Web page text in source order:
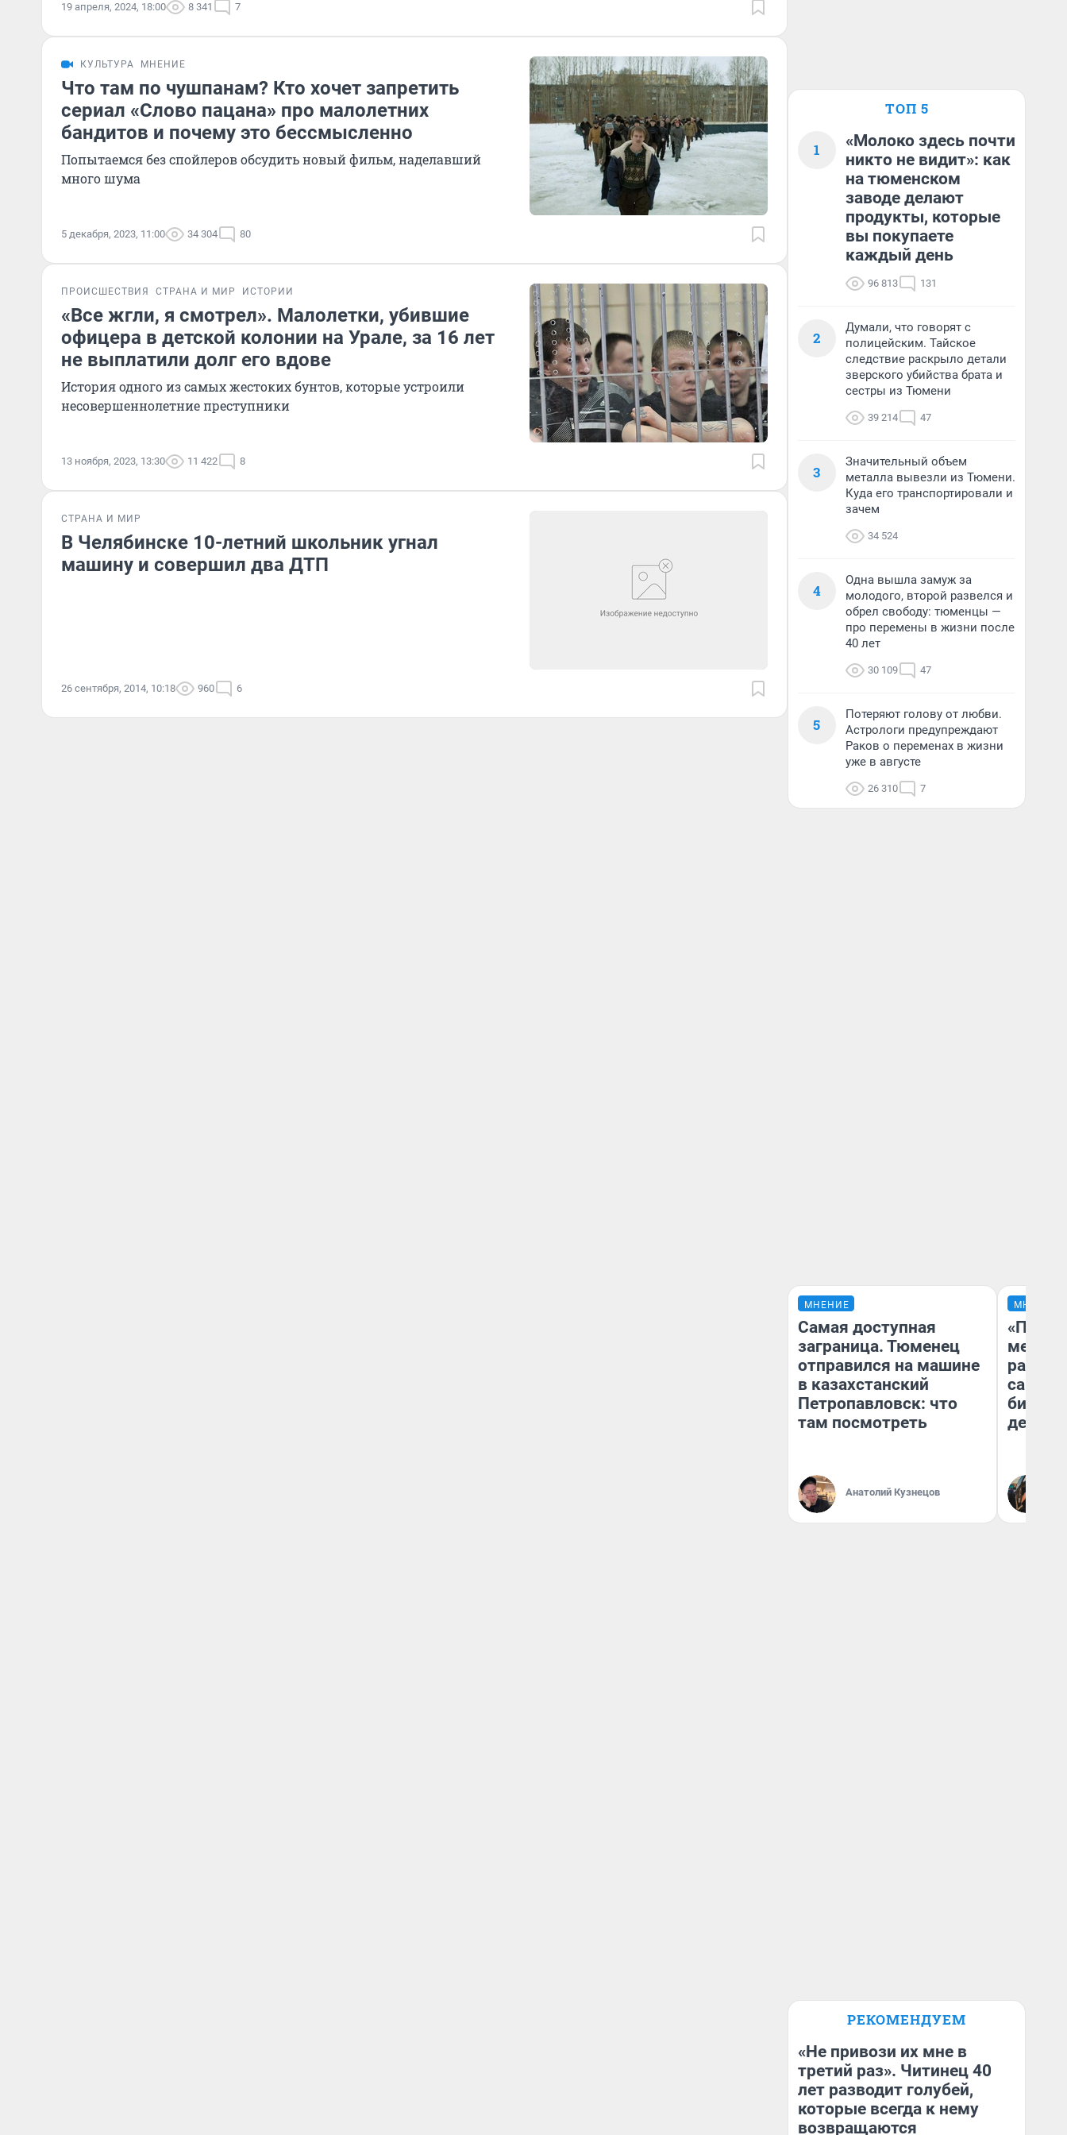
19 апреля, 2024, 18:00 8 341 7
КУЛЬТУРА МНЕНИЕ
Что там по чушпанам? Кто хочет запретить
сериал «Слово пацана» про малолетних
бандитов и почему это бессмысленно
Попытаемся без спойлеров обсудить новый фильм, наделавший
много шума
5 декабря, 2023, 11:00 34 304 80
ПРОИСШЕСТВИЯ СТРАНА И МИР ИСТОРИИ
«Все жгли, я смотрел». Малолетки, убившие
офицера в детской колонии на Урале, за 16 лет
не выплатили долг его вдове
История одного из самых жестоких бунтов, которые устроили
несовершеннолетние преступники
13 ноября, 2023, 13:30 11 422 8
СТРАНА И МИР
В Челябинске 10-летний школьник угнал
машину и совершил два ДТП
26 сентября, 2014, 10:18 960 6
ТОП 5
1
«Молоко здесь почти
никто не видит»: как
на тюменском
заводе делают
продукты, которые
вы покупаете
каждый день
96 813 131
2
Думали, что говорят с
полицейским. Тайское
следствие раскрыло детали
зверского убийства брата и
сестры из Тюмени
39 214 47
3
Значительный объем
металла вывезли из Тюмени.
Куда его транспортировали и
зачем
34 524
4
Одна вышла замуж за
молодого, второй развелся и
обрел свободу: тюменцы —
про перемены в жизни после
40 лет
30 109 47
5
Потеряют голову от любви.
Астрологи предупреждают
Раков о переменах в жизни
уже в августе
26 310 7
МНЕНИЕ
Самая доступная
заграница. Тюменец
отправился на машине
в казахстанский
Петропавловск: что
там посмотреть
Анатолий Кузнецов
МНЕНИЕ
самом
РЕКОМЕНДУЕМ
«Не привози их мне в
третий раз». Читинец 40
лет разводит голубей,
которые всегда к нему
возвращаются